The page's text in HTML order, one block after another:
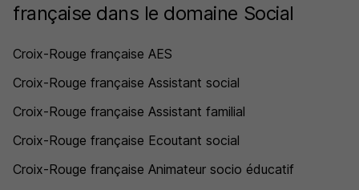
française dans le domaine Social
Croix-Rouge française AES
Croix-Rouge française Assistant social
Croix-Rouge française Assistant familial
Croix-Rouge française Ecoutant social
Croix-Rouge française Animateur socio éducatif